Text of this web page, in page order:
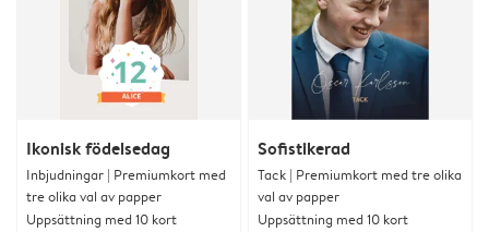
Ikonisk födelsedag
Inbjudningar | Premiumkort med
tre olika val av papper
Uppsättning med 10 kort
Sofistikerad
Tack | Premiumkort med tre olika
val av papper
Uppsättning med 10 kort